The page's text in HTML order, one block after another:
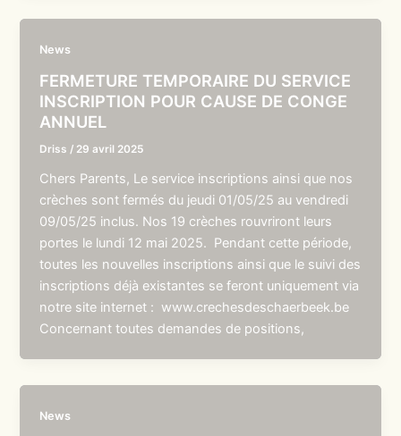
News
FERMETURE TEMPORAIRE DU SERVICE
INSCRIPTION POUR CAUSE DE CONGE
ANNUEL
Driss / 29 avril 2025
Chers Parents, Le service inscriptions ainsi que nos
crèches sont fermés du jeudi 01/05/25 au vendredi
09/05/25 inclus. Nos 19 crèches rouvriront leurs
portes le lundi 12 mai 2025. Pendant cette période,
toutes les nouvelles inscriptions ainsi que le suivi des
inscriptions déjà existantes se feront uniquement via
notre site internet : www.crechesdeschaerbeek.be
Concernant toutes demandes de positions,
News